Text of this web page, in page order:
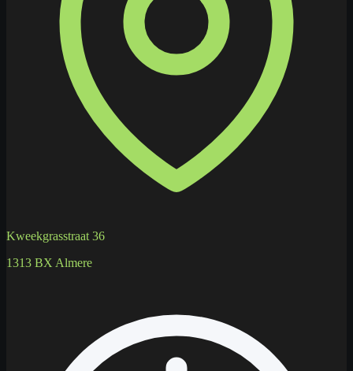
Kweekgrasstraat 36
1313 BX Almere